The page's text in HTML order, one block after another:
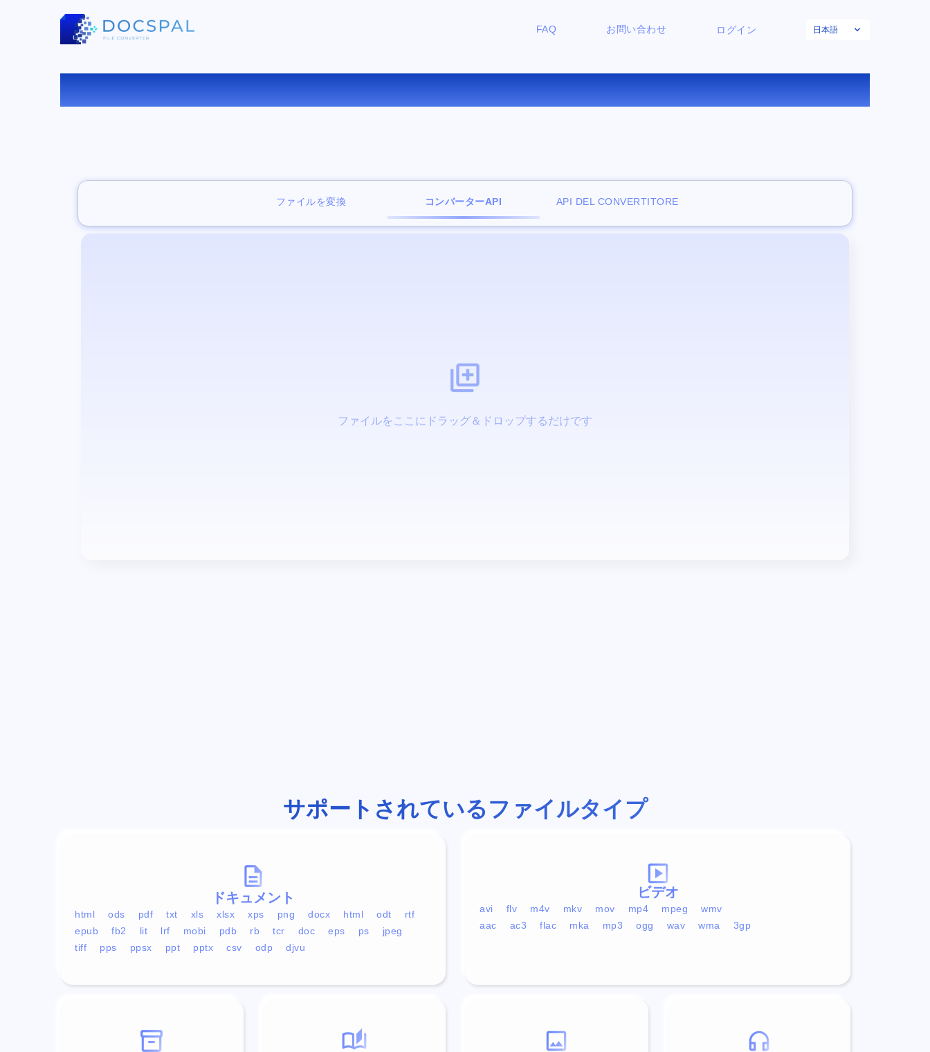
FAQ お問い合わせ ログイン 日本語
無料オンラインファイルビューアー
ファイルを変換 コンバーターAPI API DEL CONVERTITORE
ファイルをここにドラッグ＆ドロップするだけです
サポートされているファイルタイプ
ドキュメント
html ods pdf txt xls xlsx xps png docx html odt
rtf
epub
fb2 lit lrf mobi pdb rb tcr doc eps ps
jpeg
tiff
pps ppsx ppt pptx csv odp djvu
ビデオ
avi flv m4v mkv mov mp4 mpeg
wmv
aac
ac3 flac mka mp3 ogg wav wma 3gp